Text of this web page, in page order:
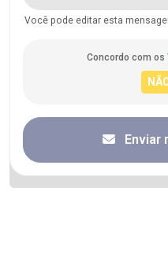
Você pode editar esta
Concordo com os
Enviar